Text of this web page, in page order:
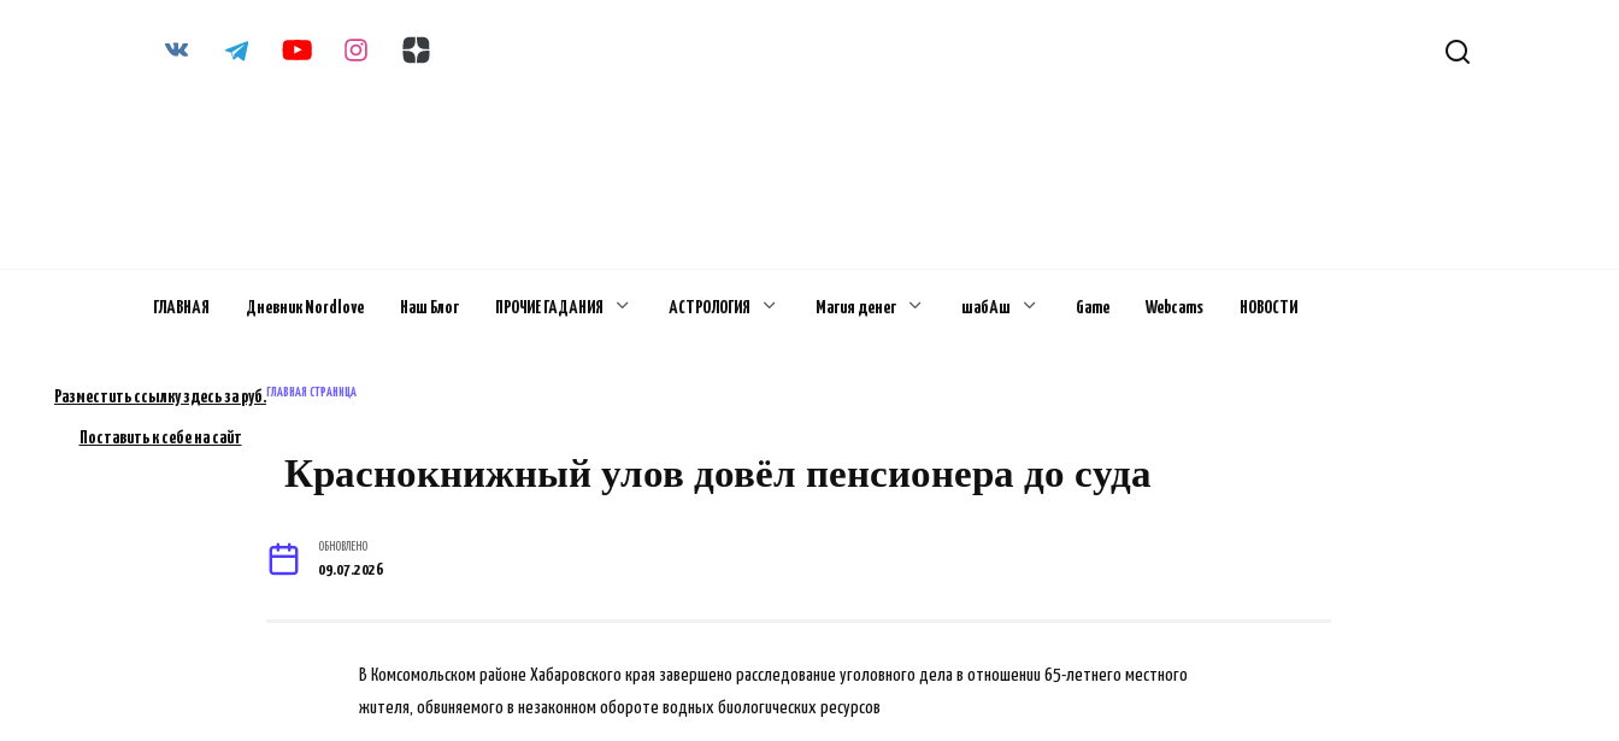
ГЛАВНАЯ Дневник Nordlove Наш Блог ПРОЧИЕ ГАДАНИЯ АСТРОЛОГИЯ Магия денег шабАш Game Webcams НОВОСТИ
ГЛАВНАЯ СТРАНИЦА
Краснокнижный улов довёл пенсионера до суда
ОБНОВЛЕНО
09.07.2026
В Комсомольском районе Хабаровского края завершено расследование уголовного дела в отношении 65-летнего местного
жителя, обвиняемого в незаконном обороте водных биологических ресурсов
Разместить ссылку здесь за руб.
Поставить к себе на сайт